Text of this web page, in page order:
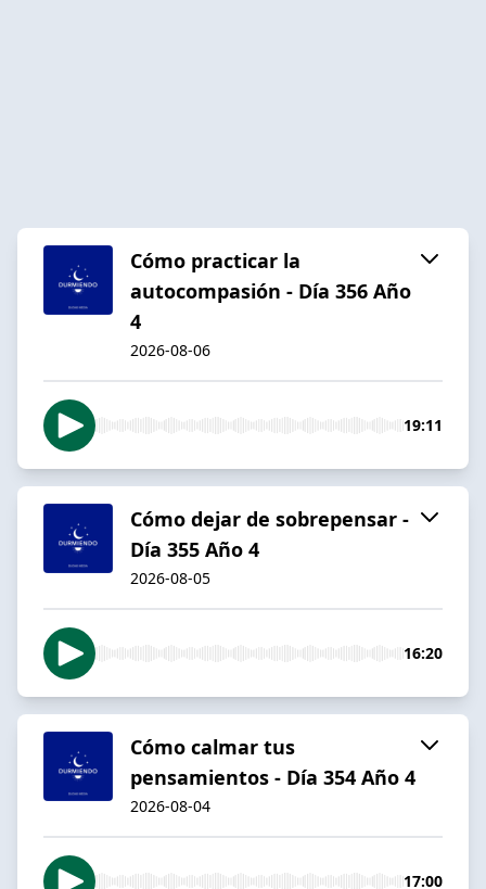
Cómo practicar la
autocompasión - Día 356 Año
4
2026-08-06
19:11
Cómo dejar de sobrepensar -
Día 355 Año 4
2026-08-05
16:20
Cómo calmar tus
pensamientos - Día 354 Año 4
2026-08-04
17:00